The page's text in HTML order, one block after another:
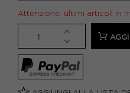
Attenzione: ultimi articoli in